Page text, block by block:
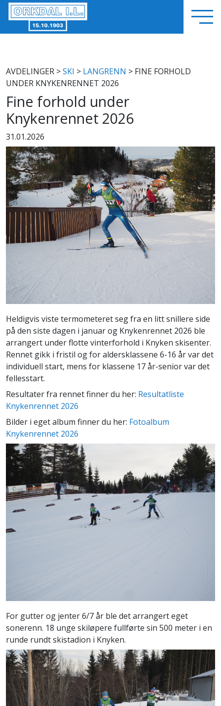
AVDELINGER >SKI > LANGRENN > FINE FORHOLD
UNDER KNYKENRENNET 2026
Fine forhold under
Knykenrennet 2026
31.01.2026
Heldigvis viste termometeret seg fra en litt snillere side
på den siste dagen i januar og Knykenrennet 2026 ble
arrangert under flotte vinterforhold i Knyken skisenter.
Rennet gikk i fristil og for aldersklassene 6-16 år var det
individuell start, mens for klassene 17 år-senior var det
fellesstart.
Resultater fra rennet finner du her: Resultatliste
Knykenrennet 2026
Bilder i eget album finner du her: Fotoalbum
Knykenrennet 2026
For gutter og jenter 6/7 år ble det arrangert eget
sonerenn. 18 unge skiløpere fullførte sin 500 meter i en
runde rundt skistadion i Knyken.